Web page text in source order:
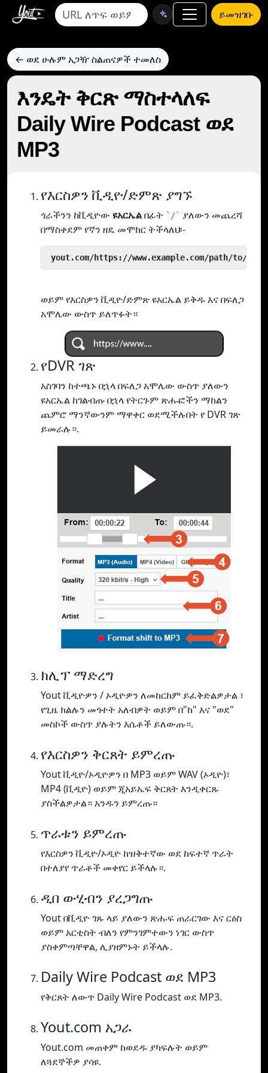
ይመዝገቡ
← ወደ ሁሉም አጋዥ ስልጠናዎች ተመለስ
እንዴት ቅርጽ ማስተላለፍ
Daily Wire Podcast ወደ
MP3
የእርስዎን ቪዲዮ/ድምጽ ያግኙ
ጎራችንን ከቪዲዮው ዩአርኤልበፊት `/` ያለውን መጨረሻ
በማስቀደም የኛን ዘዴ መሞከር ትችላለህ፡-
yout.com/https://www.example.com/path/to/
ወይም የእርስዎን ቪዲዮ/ድምጽ ዩአርኤል ይቅዱ እና በፍለጋ
አሞሌው ውስጥ ይለጥፉት።
የDVR ገጽ
አስገባን ከተጫኑ በኋላ በፍለጋ አሞሌው ውስጥ ያለውን
ዩአርኤል ከገልብጡ በኋላ የትርጉም ጽሑፎችን ማከልን
ጨምሮ ማንኛውንም ማዋቀር ወደሚችሉበት የ DVR ገጽ
ይመራሉ።.
ክሊፕ ማድረግ
Yout ቪዲዮዎን / ኦዲዮዎን ለመከርከም ይፈቅድልዎታል ፣
የጊዜ ክልሉን መጎተት አለብዎት ወይም በ"ከ" እና "ወደ"
መስኮች ውስጥ ያሉትን እሴቶች ይለውጡ።.
የእርስዎን ቅርጸት ይምረጡ
Yout ቪዲዮ/ኦዲዮዎን በ MP3 ወይም WAV (ኦዲዮ)፣
MP4 (ቪዲዮ) ወይም ጂአይኤፍ ቅርጸት እንዲቀርጹ
ያስችልዎታል። አንዱን ይምረጡ።
ጥራቱን ይምረጡ
የእርስዎን ቪዲዮ/ኦዲዮ ከዝቅተኛው ወደ ከፍተኛ ጥራት
በተለያየ ጥራቶች መቀየር ይችላሉ።.
ዲበ ውሂብን ያረጋግጡ
Yout በቪዲዮ ገጹ ላይ ያለውን ጽሑፍ ጠራርገው እና ርዕስ
ወይም አርቲስት ብለን የምንገምተውን ነገር ውስጥ
ያስቀምጣቸዋል, ሊያዘምኑት ይችላሉ.
Daily Wire Podcast ወደ MP3
የቅርጸት ለውጥ Daily Wire Podcast ወደ MP3.
Yout.com አጋራ
Yout.com መጠቀም ከወደዱ ያካፍሉት ወይም
ለጓደኞችዎ ያሳዩ.